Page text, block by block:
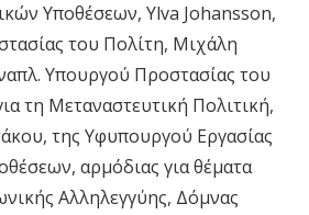
Υποθέσεων, Ylva Johansson,
του Πολίτη, Μιχάλη
Υπουργού Προστασίας του
τη Μεταναστευτική Πολιτική,
της Υφυπουργού Εργασίας
αρμόδιας για θέματα
Αλληλεγγύης, Δόμνας